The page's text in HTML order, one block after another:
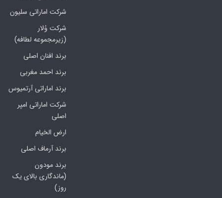
شرکت اماراتی سلیون
شرکت وُلار
(زیرمجموعه لطافه)
برند افنان اصلی
برند احمد مغربی
برند اماراتی آرتمیوس
شرکت اماراتی امپر
اصلی
ارض الخیام
برند آرماف اصلی
برند مودون
(ماندگاری بالای یک
روز)